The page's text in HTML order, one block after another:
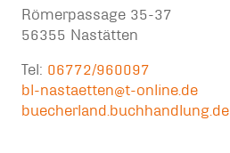
Römerpassage 35-37
56355 Nastätten
Tel: 06772/960097
bl-nastaetten@t-online.de
buecherland.buchhandlung.de